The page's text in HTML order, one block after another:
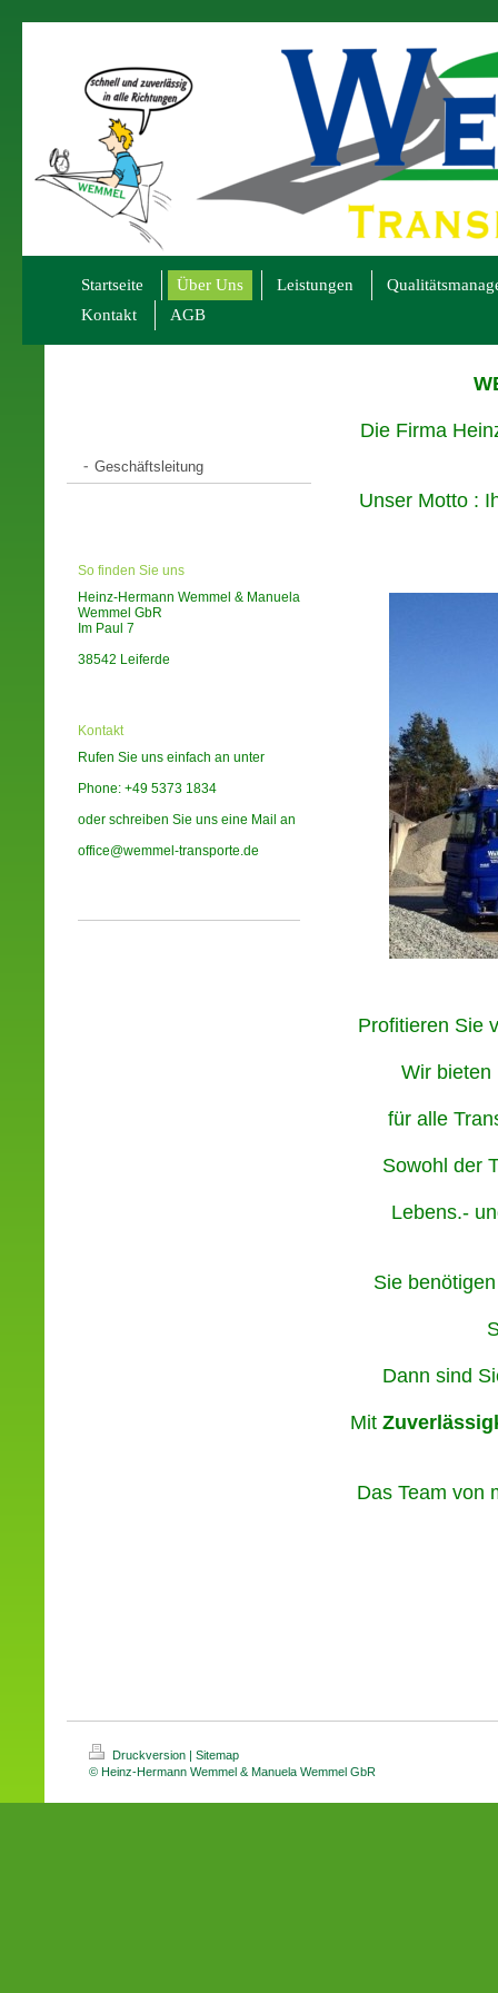
Startseite Über Uns Leistungen
Kontakt
AGB
Geschäftsleitung
So finden Sie uns
Heinz-Hermann Wemmel & Manuela
Wemmel GbR
Im Paul 7
38542 Leiferde
Kontakt
Rufen Sie uns einfach an unter
Phone: +49 5373 1834
oder schreiben Sie uns eine Mail an
office@wemmel-transporte.de
Die Firma
Unser Motto :
Profitieren Sie
Wir bieten
für alle
Sowohl der
Lebens.-
Sie
Dann sind
Mit
Das Team von
Druckversion | Sitemap
© Heinz-Hermann Wemmel & Manuela Wemmel GbR